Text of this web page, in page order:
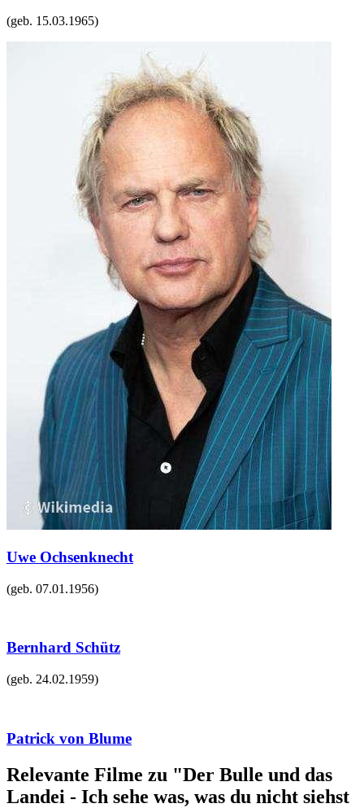
(geb. 15.03.1965)
Uwe Ochsenknecht
(geb. 07.01.1956)
Bernhard Schütz
(geb. 24.02.1959)
Patrick von Blume
Relevante Filme zu "Der Bulle und das
Landei - Ich sehe was, was du nicht siehst